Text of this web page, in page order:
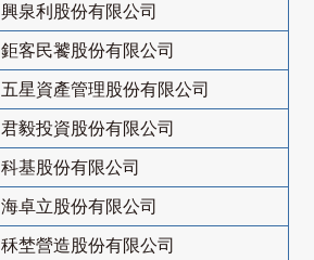
興泉利股份有限公司
鉅客民饕股份有限公司
五星資產管理股份有限公司
君毅投資股份有限公司
科基股份有限公司
海卓立股份有限公司
秝埜營造股份有限公司